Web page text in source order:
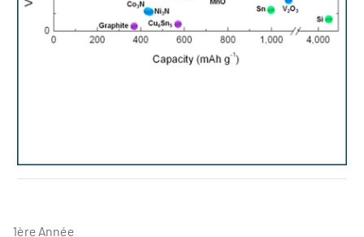
1ère Année